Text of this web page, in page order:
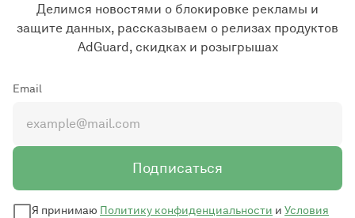
Делимся новостями о блокировке рекламы и
защите данных, рассказываем о релизах продуктов
AdGuard, скидках и розыгрышах
Email
Подписаться
Я принимаю Политику конфиденциальности и Условия